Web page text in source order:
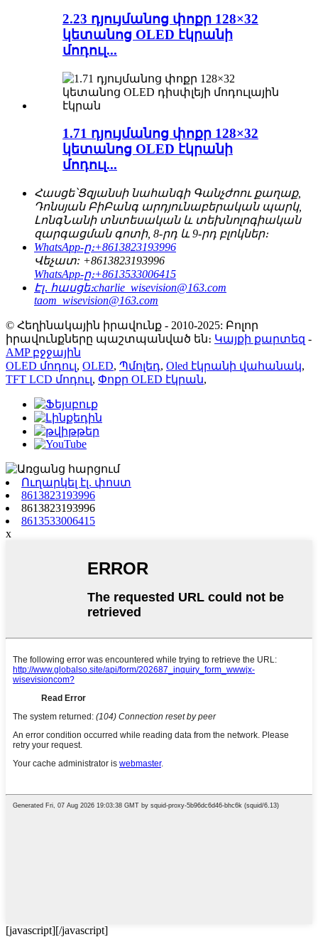
2.23 դյույմանոց փոքր 128×32
կետանոց OLED էկրանի
մոդուլ...
1.71 դյույմանոց փոքր 128×32
կետանոց OLED էկրանի
մոդուլ...
Հասցե՝Ցզյանսի նահանգի Գանչժոու քաղաք,
Դոնսյան ԲիԲանգ արդյունաբերական պարկ,
ԼոնգՆանի տնտեսական և տեխնոլոգիական
զարգացման գոտի, 8-րդ և 9-րդ բլոկներ։
WhatsApp-ը։+8613823193996
Վեչատ: +8613823193996
WhatsApp-ը։+8613533006415
Էլ․ հասցե։charlie_wisevision@163.com
taom_wisevision@163.com
© Հեղինակային իրավունք - 2010-2025: Բոլոր
իրավունքները պաշտպանված են։ Կայքի քարտեզ -
AMP բջջային
OLED մոդուլ, OLED, Պմոլեդ, Oled էկրանի վահանակ,
TFT LCD մոդուլ, Փոքր OLED էկրան,
Ուղարկել էլ. փոստ
8613823193996
8613823193996
8613533006415
x
[javascript][/javascript]